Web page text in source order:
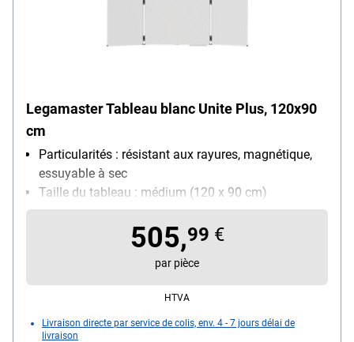
Legamaster Tableau blanc Unite Plus, 120x90
cm
Particularités : résistant aux rayures, magnétique,
essuyable à sec
Taille du tableau : médium (120 x 90 cm)
Utilisation : utilisation quotidienne
505,99 €
par pièce
HTVA
Livraison directe par service de colis, env. 4 - 7 jours délai de
livraison